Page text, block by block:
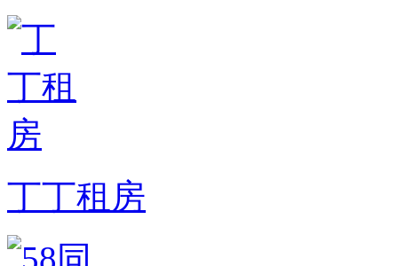
丁丁租房